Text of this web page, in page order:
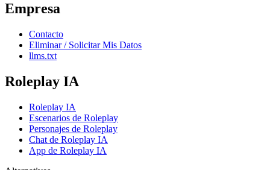
Empresa
Contacto
Eliminar / Solicitar Mis Datos
llms.txt
Roleplay IA
Roleplay IA
Escenarios de Roleplay
Personajes de Roleplay
Chat de Roleplay IA
App de Roleplay IA